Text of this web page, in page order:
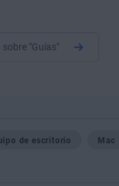
"Guías"
de escritorio Mac